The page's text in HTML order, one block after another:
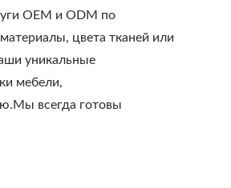
OEM и ODM по
цвета тканей или
уникальные
мебели,
всегда готовы